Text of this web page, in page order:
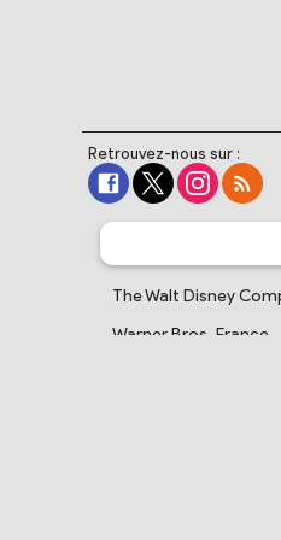
Retrouvez-nous sur :
The Walt Disney
Warner Bros. France